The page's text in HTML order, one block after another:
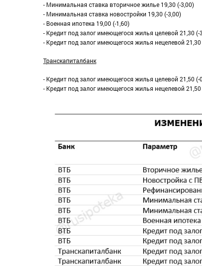
- Минимальная ставка вторичное жилье 19,30 (-3,00)
- Минимальная ставка новостройки 19,30 (-3,00)
- Военная ипотека 19,00 (-1,60)
- Кредит под залог имеющегося жилья целевой 21,30 (-
- Кредит под залог имеющегося жилья нецелевой 21,30
Транскапиталбанк
- Кредит под залог имеющегося жилья целевой 21,50 (-
- Кредит под залог имеющегося жилья нецелевой 21,50